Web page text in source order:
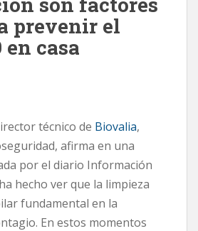
prevenir el
en casa
técnico de Biovalia,
afirma en una
por el diario Información
hecho ver que la limpieza
fundamental en la
En estos momentos